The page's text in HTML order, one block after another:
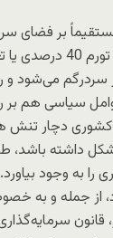
بر فضای
در کشوری با نرخ
سردرگم می‌شود و
سیاسی هم بر
کشوری دچار
داشته باشد،
را به وجود
از جمله و به
قانون